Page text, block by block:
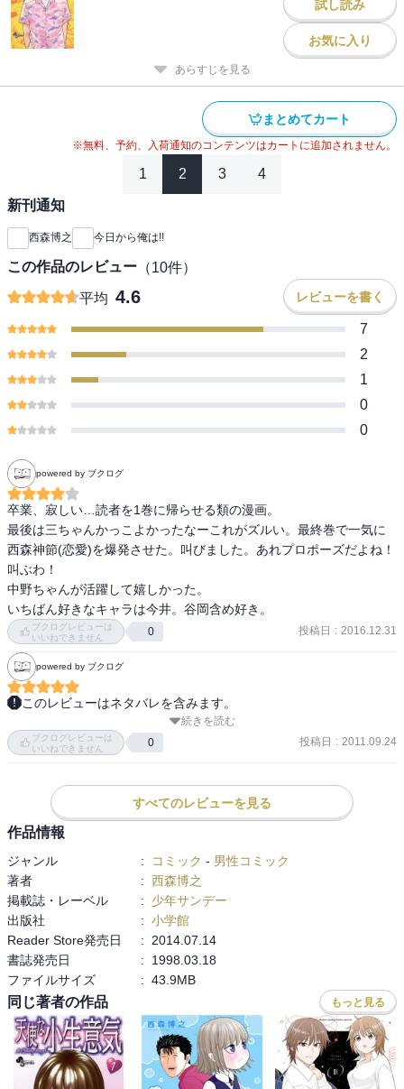
試し読み
お気に入り
あらすじを見る
まとめてカート
※無料、予約、入荷通知のコンテンツはカートに追加されません。
1 2 3 4
新刊通知
西森博之 今日から俺は!!
この作品のレビュー （10件）
平均 4.6 レビューを書く
7
2
1
0
0
powered by ブクログ
卒業、寂しい…読者を1巻に帰らせる類の漫画。
最後は三ちゃんかっこよかったなーこれがズルい。最終巻で一気に
西森神節(恋愛)を爆発させた。叫びました。あれプロポーズだよね！
叫ぶわ！
中野ちゃんが活躍して嬉しかった。
いちばん好きなキャラは今井。谷岡含め好き。
ブクログレビューは
いいねできません
0 投稿日 : 2016.12.31
powered by ブクログ
このレビューはネタバレを含みます。
天こなに続いて集めた西森作品。
ギャグが最高。
みんな好きだけど三橋、理子、中野が特に好きだった。
ギャグも最高だったけど、さすが少女漫画家になりたかった西森先
生、恋愛パートも最高でした。
少年漫画でもあり少女漫画でもあったよね。一粒で二度おいしい。
【私的殿堂入り】
続きを読む
ブクログレビューは
いいねできません
0 投稿日 : 2011.09.24
すべてのレビューを見る
作品情報
ジャンル : コミック - 男性コミック
著者
: 西森博之
掲載誌・レーベル
:
少年サンデー
出版社
: 小学館
Reader Store発売日
:
2014.07.14
書誌発売日
:
1998.03.18
ファイルサイズ
: 43.9MB
同じ著者の作品 もっと見る